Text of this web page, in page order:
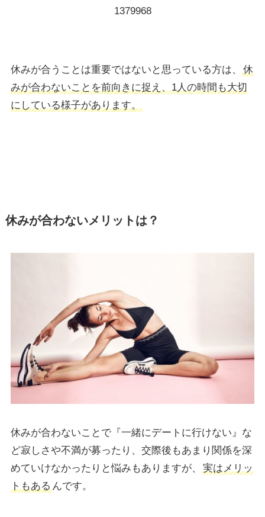
1379968
休みが合うことは重要ではないと思っている方は、
休
みが合わないことを前向きに捉え、1人の時間も大切
にしている様子があります。
休みが合わないメリットは？
休みが合わないことで『一緒にデートに行けない』な
ど寂しさや不満が募ったり、交際後もあまり関係を深
めていけなかったりと悩みもありますが、
実はメリッ
トもある んです。